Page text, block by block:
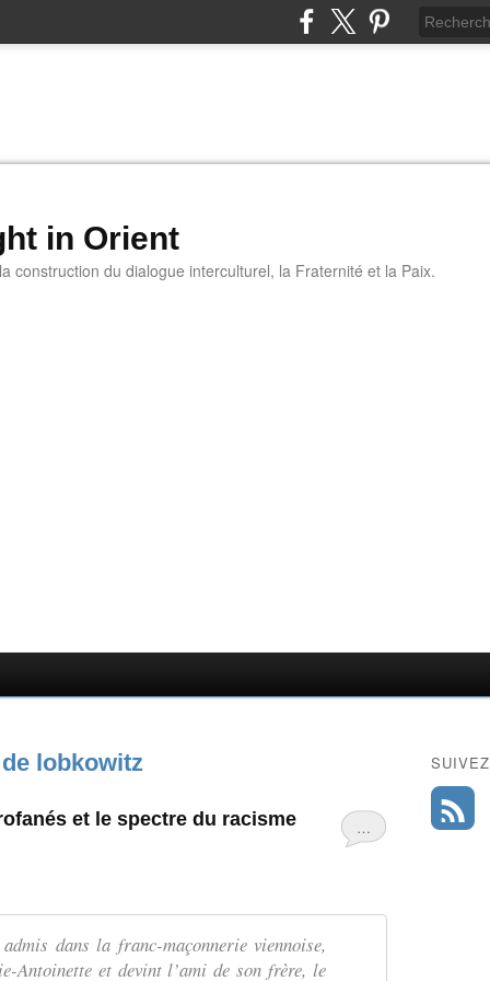
in Orient
construction du dialogue interculturel, la Fraternité et la Paix.
lobkowitz
…
et le spectre du racisme
dans la franc-maçonnerie viennoise,
Antoinette et devint l’ami de son frère, le